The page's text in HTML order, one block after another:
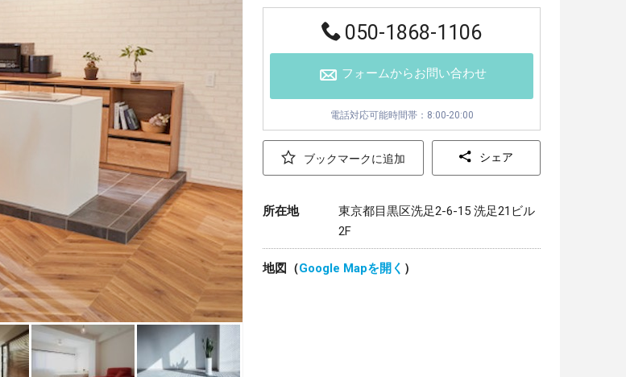
050-1868-1106
フォームからお問い合わせ
電話対応可能時間帯：8:00-20:00
ブックマークに追加 シェア
所在地
東京都目黒区洗足2-6-15 洗足21ビル
2F
地図（Google Mapを開く ）